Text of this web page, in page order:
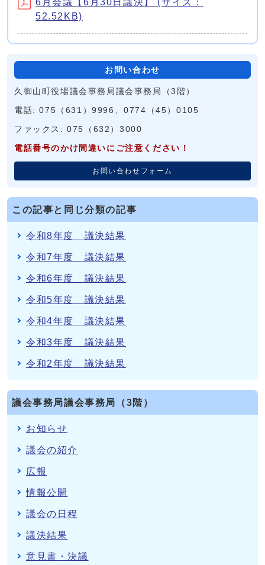
52.52KB)
お問い合わせ
久御山町役場議会事務局議会事務局（3階）
電話: 075（631）9996、0774（45）0105
ファックス: 075（632）3000
電話番号のかけ間違いにご注意ください！
お問い合わせフォーム
この記事と同じ分類の記事
令和8年度 議決結果
令和7年度 議決結果
令和6年度 議決結果
令和5年度 議決結果
令和4年度 議決結果
令和3年度 議決結果
令和2年度 議決結果
議会事務局議会事務局（3階）
お知らせ
議会の紹介
広報
情報公開
議会の日程
議決結果
意見書・決議